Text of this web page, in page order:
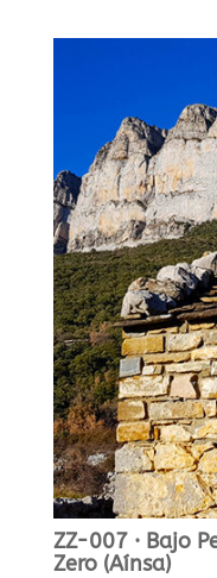
ZZ-007 · Bajo
Zero (Aínsa)